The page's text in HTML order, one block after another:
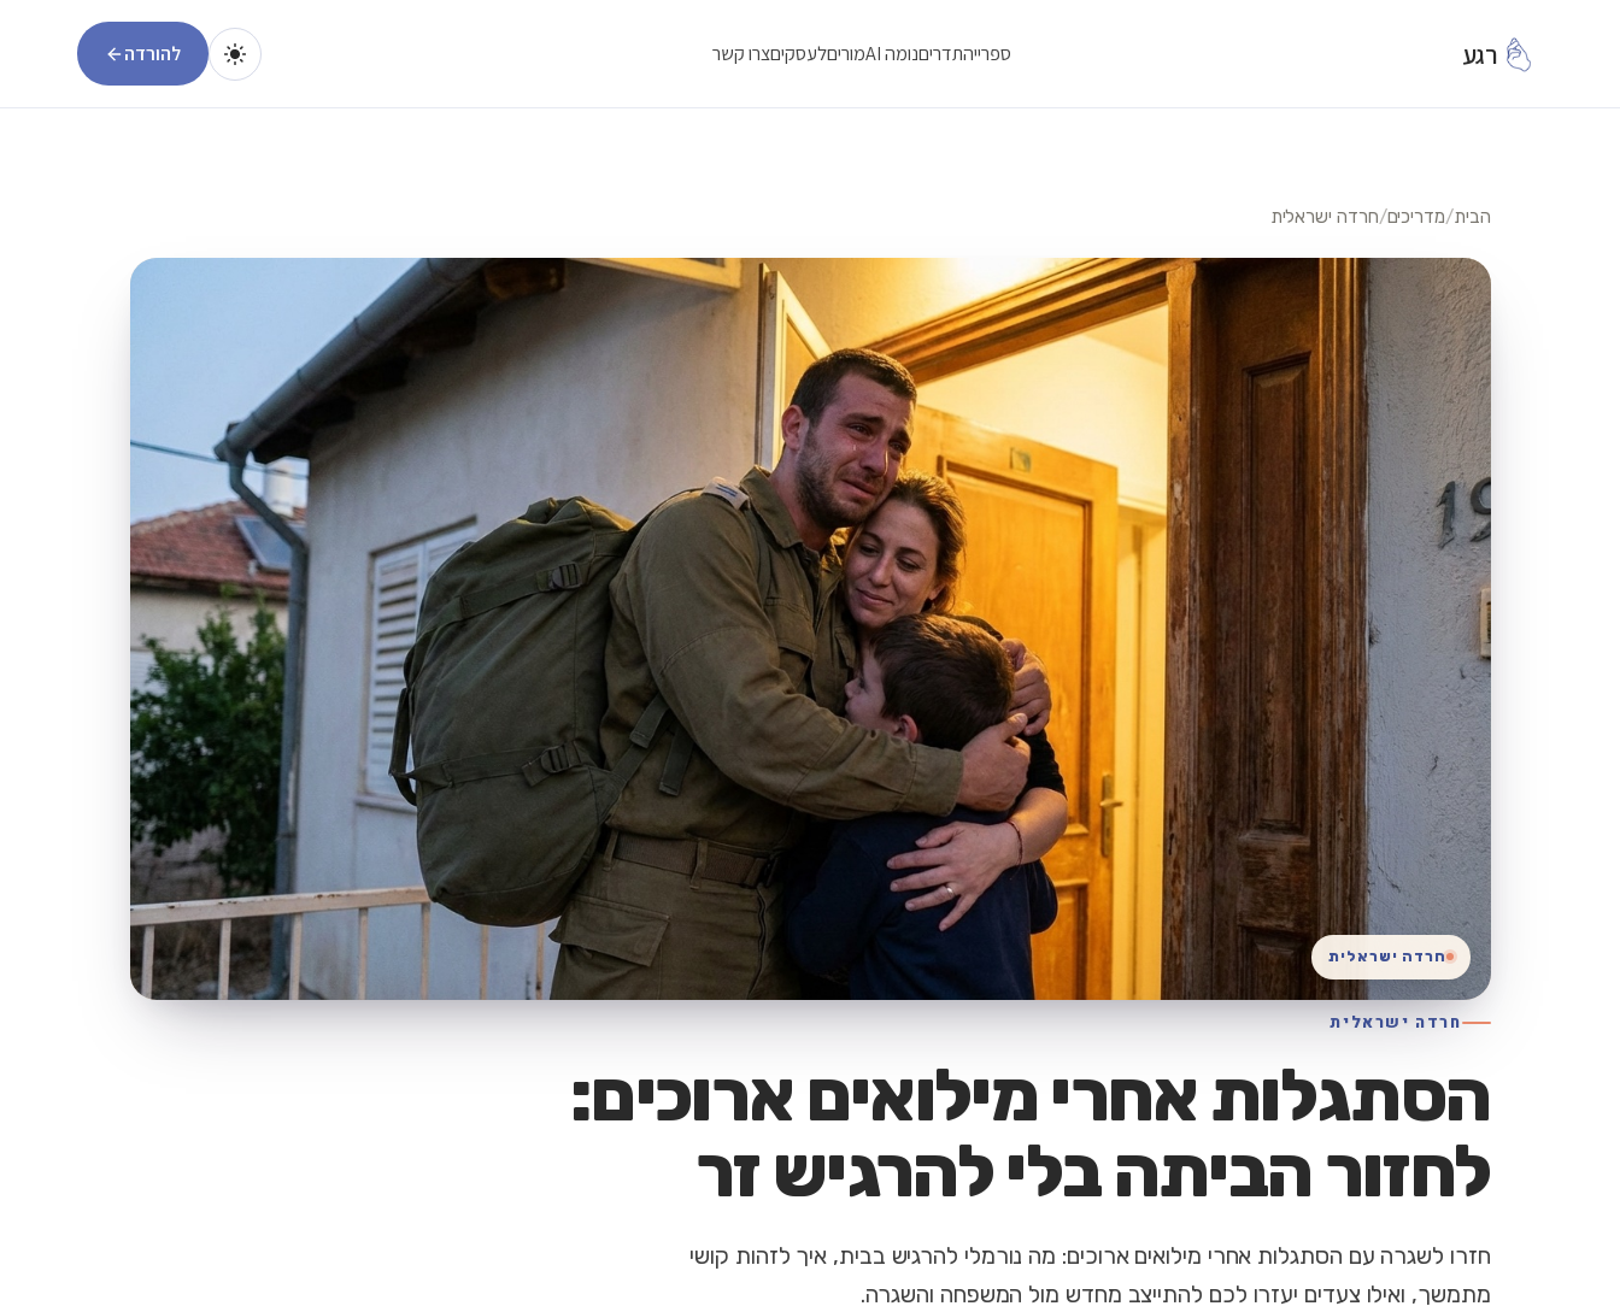
רגע ספרייהתדריםנומה AI מוריםלעסקיםצרו קשר להורדה
הבית/מדריכים/חרדה ישראלית
חרדה ישראלית
הסתגלות אחרי מילואים ארוכים:
לחזור הביתה בלי להרגיש זר
חזרו לשגרה עם הסתגלות אחרי מילואים ארוכים: מה נורמלי להרגיש בבית, איך לזהות קושי
מתמשך, ואילו צעדים יעזרו לכם להתייצב מחדש מול המשפחה והשגרה.
חרדה ישראלית